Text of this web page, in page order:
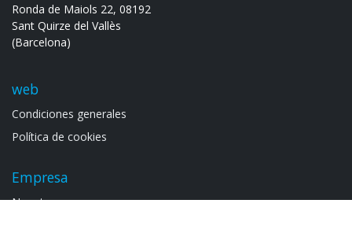
Ronda de Maiols 22, 08192
Sant Quirze del Vallès
(Barcelona)
web
Condiciones generales
Política de cookies
Empresa
Noso​tros